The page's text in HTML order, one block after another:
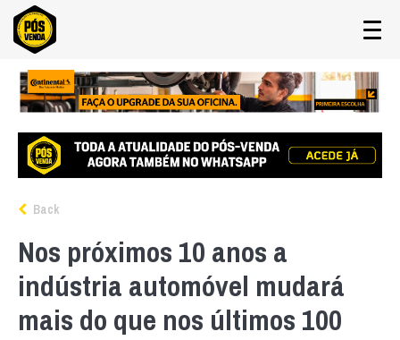
Back
Nos próximos 10 anos a
indústria automóvel mudará
mais do que nos últimos 100